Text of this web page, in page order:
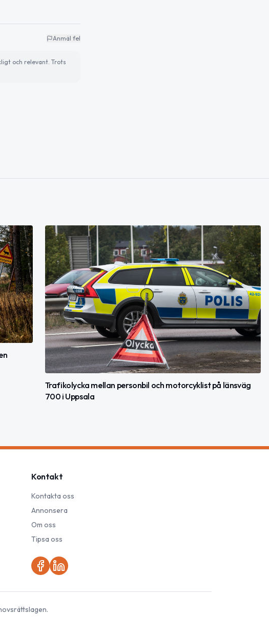
Anmäl fel
och relevant. Trots
Trafikolycka mellan personbil och motorcyklist på länsväg
700 i Uppsala
Kontakt
Kontakta oss
Annonsera
Om oss
Tipsa oss